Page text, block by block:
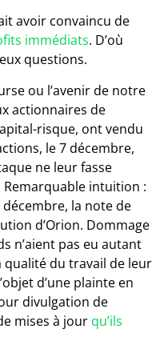
avoir convaincu de
immédiats. D’où
questions.
ou l’avenir de notre
actionnaires de
risque, ont vendu
le 7 décembre,
ne leur fasse
Remarquable intuition :
la note de
d’Orion. Dommage
n’aient pas eu autant
qualité du travail de leur
d’une plainte en
divulgation de
mises à jour qu’ils